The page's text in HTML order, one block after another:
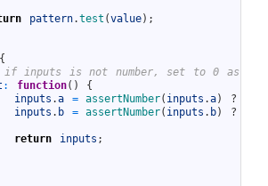
pattern.test (value) ;
{
inputs is not number, set to 0 as
: function( )
{
inputs .a = assertNumber( inputs .a) ?
inputs . b = assertNumber( inputs . b) ?
return inputs ;